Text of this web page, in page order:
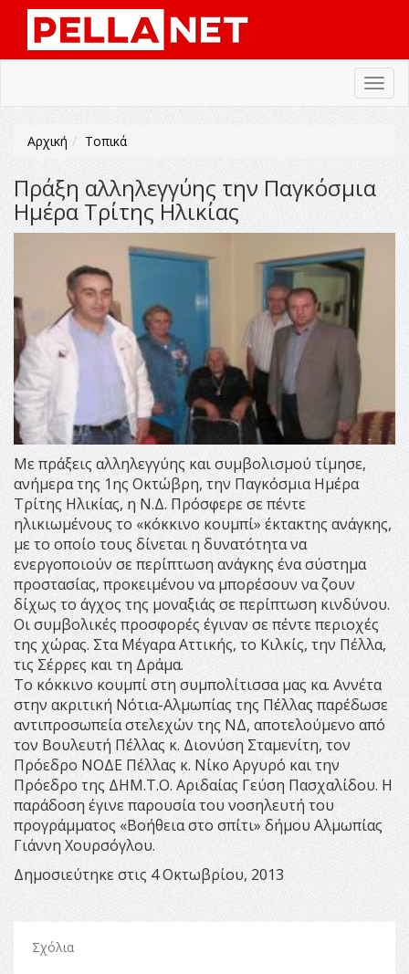
Αρχική Τοπικά
Πράξη αλληλεγγύης την Παγκόσμια
Ημέρα Τρίτης Ηλικίας
Με πράξεις αλληλεγγύης και συμβολισμού τίμησε,
ανήμερα της 1ης Οκτώβρη, την Παγκόσμια Ημέρα
Τρίτης Ηλικίας, η Ν.Δ. Πρόσφερε σε πέντε
ηλικιωμένους το «κόκκινο κουμπί» έκτακτης ανάγκης,
με το οποίο τους δίνεται η δυνατότητα να
ενεργοποιούν σε περίπτωση ανάγκης ένα σύστημα
προστασίας, προκειμένου να μπορέσουν να ζουν
δίχως το άγχος της μοναξιάς σε περίπτωση κινδύνου.
Οι συμβολικές προσφορές έγιναν σε πέντε περιοχές
της χώρας. Στα Μέγαρα Αττικής, το Κιλκίς, την Πέλλα,
τις Σέρρες και τη Δράμα.
Το κόκκινο κουμπί στη συμπολίτισσα μας κα. Αννέτα
στην ακριτική Νότια-Αλμωπίας της Πέλλας παρέδωσε
αντιπροσωπεία στελεχών της ΝΔ, αποτελούμενο από
τον Βουλευτή Πέλλας κ. Διονύση Σταμενίτη, τον
Πρόεδρο ΝΟΔΕ Πέλλας κ. Νίκο Αργυρό και την
Πρόεδρο της ΔΗΜ.Τ.Ο. Αριδαίας Γεύση Πασχαλίδου. Η
παράδοση έγινε παρουσία του νοσηλευτή του
προγράμματος «Βοήθεια στο σπίτι» δήμου Αλμωπίας
Γιάννη Χουρσόγλου.
Δημοσιεύτηκε στις 4 Οκτωβρίου, 2013
Σχόλια